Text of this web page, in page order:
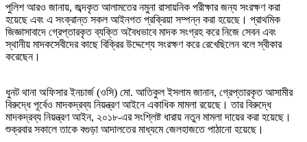
‎পুলিশ আরও জানায়, জব্দকৃত আলামতের নমুনা রাসায়নিক পরীক্ষার জন্য সংরক্ষণ করা
হয়েছে এবং এ সংক্রান্ত সকল আইনগত প্রক্রিয়া সম্পন্ন করা হয়েছে। প্রাথমিক
জিজ্ঞাসাবাদে গ্রেপ্তারকৃত ব্যক্তি অবৈধভাবে মাদক সংগ্রহ করে নিজে সেবন এবং
স্থানীয় মাদকসেবীদের কাছে বিক্রির উদ্দেশ্যে সংরক্ষণ করে রেখেছিলেন বলে স্বীকার
করেছেন।
ধুনট থানা অফিসার ইনচার্জ (ওসি) মো. আতিকুল ইসলাম জানান, গ্রেপ্তারকৃত আসামীর
বিরুদ্ধে পূর্বেও মাদকদ্রব্য নিয়ন্ত্রণ আইনে একাধিক মামলা রয়েছে। তার বিরুদ্ধে
মাদকদ্রব্য নিয়ন্ত্রণ আইন, ২০১৮-এর সংশ্লিষ্ট ধারায় নতুন মামলা দায়ের করা হয়েছে।
শুক্রবার সকালে তাকে বগুড়া আদালতের মাধ্যমে জেলহাজতে পাঠানো হয়েছে।